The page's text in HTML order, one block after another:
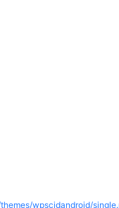
wpscidandroid/